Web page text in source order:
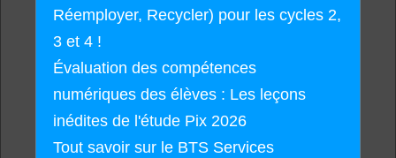
Réemployer, Recycler) pour les cycles 2,
3 et 4 !
Évaluation des compétences
numériques des élèves : Les leçons
inédites de l'étude Pix 2026
Tout savoir sur le BTS Services